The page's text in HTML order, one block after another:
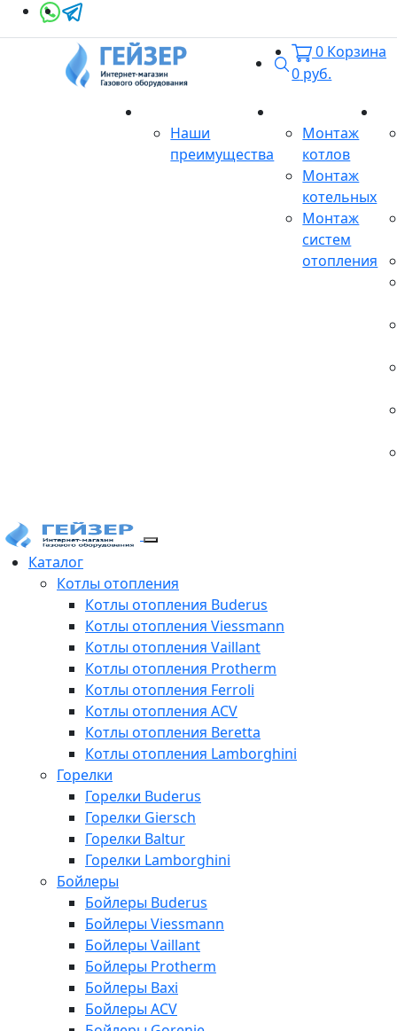
Поиск
0 Корзина
0 руб.
Наши
преимущества
Монтаж
котлов
Монтаж
котельных
Монтаж
систем
отопления
Каталог
Котлы отопления
Котлы отопления Buderus
Котлы отопления Viessmann
Котлы отопления Vaillant
Котлы отопления Protherm
Котлы отопления Ferroli
Котлы отопления ACV
Котлы отопления Beretta
Котлы отопления Lamborghini
Горелки
Горелки Buderus
Горелки Giersch
Горелки Baltur
Горелки Lamborghini
Бойлеры
Бойлеры Buderus
Бойлеры Viessmann
Бойлеры Vaillant
Бойлеры Protherm
Бойлеры Baxi
Бойлеры ACV